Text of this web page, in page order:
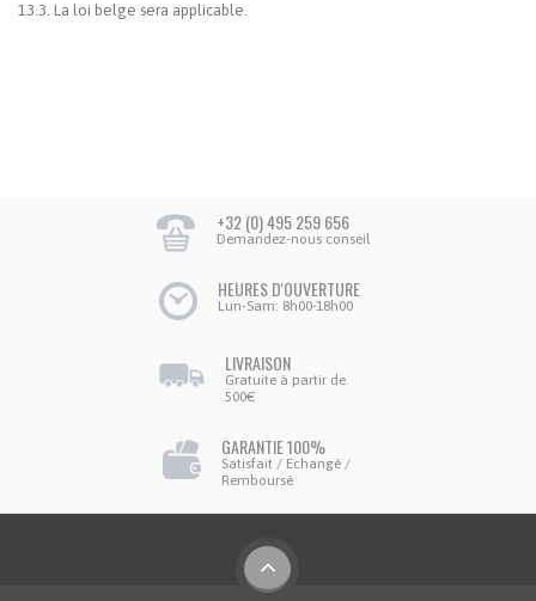
13.3. La loi belge sera applicable.
+32 (0) 495 259 656
Demandez-nous conseil
HEURES D'OUVERTURE
Lun-Sam: 8h00-18h00
LIVRAISON
Gratuite à partir de
500€
GARANTIE 100%
Satisfait / Echangé /
Remboursé